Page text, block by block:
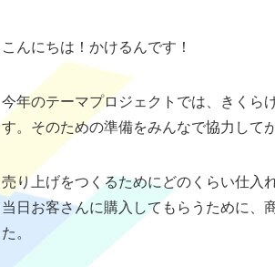
こんにちは！かけるんです！
今年のテーマプロジェクトでは、きくら
す。そのための準備をみんなで協力して
売り上げをつくるためにどのくらい仕入
当日お客さんに購入してもらうために、
た。